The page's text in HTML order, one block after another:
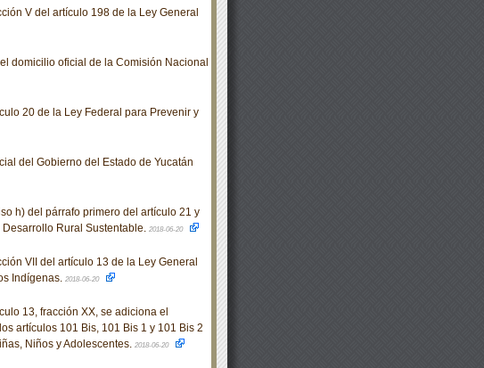
V del artículo 198 de la Ley General
domicilio oficial de la Comisión Nacional
20 de la Ley Federal para Prevenir y
del Gobierno del Estado de Yucatán
h) del párrafo primero del artículo 21 y
Rural Sustentable. 2018-06-20
VII del artículo 13 de la Ley General
Indígenas. 2018-06-20
13, fracción XX, se adiciona el
artículos 101 Bis, 101 Bis 1 y 101 Bis 2
Niños y Adolescentes. 2018-06-20